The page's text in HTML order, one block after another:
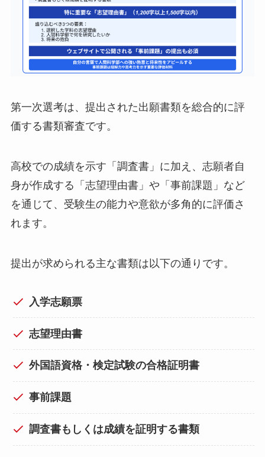
第一次選考は、提出された出願書類を総合的に評
価する書類審査です。
高校での成績を示す「調査書」に加え、志願者自
身が作成する「志望理由書」や「事前課題」など
を通じて、受験生の能力や意欲が多角的に評価さ
れます。
提出が求められる主な書類は以下の通りです。
入学志願票
志望理由書
外国語資格・検定試験の合格証明書
事前課題
調査書もしくは成績を証明する書類